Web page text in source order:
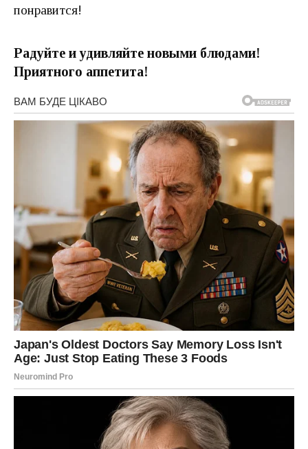
понравится!
Радуйте и удивляйте новыми блюдами!
Приятного аппетита!